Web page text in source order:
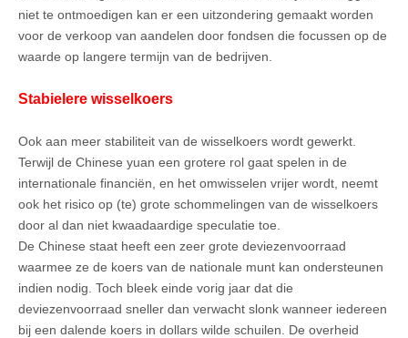
niet te ontmoedigen kan er een uitzondering gemaakt worden
voor de verkoop van aandelen door fondsen die focussen op de
waarde op langere termijn van de bedrijven.
Stabielere wisselkoers
Ook aan meer stabiliteit van de wisselkoers wordt gewerkt.
Terwijl de Chinese yuan een grotere rol gaat spelen in de
internationale financiën, en het omwisselen vrijer wordt, neemt
ook het risico op (te) grote schommelingen van de wisselkoers
door al dan niet kwaadaardige speculatie toe.
De Chinese staat heeft een zeer grote deviezenvoorraad
waarmee ze de koers van de nationale munt kan ondersteunen
indien nodig. Toch bleek einde vorig jaar dat die
deviezenvoorraad sneller dan verwacht slonk wanneer iedereen
bij een dalende koers in dollars wilde schuilen. De overheid